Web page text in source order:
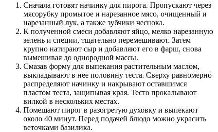
Сначала готовят начинку для пирога. Пропускают через
мясорубку промытое и нарезанное мясо, очищенный и
нарезанный лук, а также зубчики чеснока.
К полученной смеси добавляют яйцо, мелко нарезанную
зелень и специи, тщательно перемешивают. Затем
крупно натирают сыр и добавляют его в фарш, снова
вымешивая до однородной массы.
Смазав форму для выпекания растительным маслом,
выкладывают в нее половину теста. Сверху равномерно
распределяют начинку и накрывают оставшимся
пластом теста, защипывая края. Тесто прокалывают
вилкой в нескольких местах.
Помещают пирог в разогретую духовку и выпекают
около 40 минут. Перед подачей блюдо можно украсить
веточками базилика.